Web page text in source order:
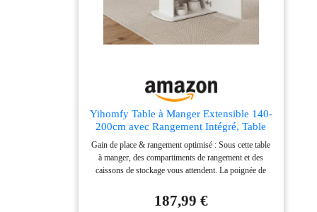
s’intègre parfaitement dans le salon, la cuisine ou le
bureau. Son style intemporel en fait un choix idéal
pour les intérieurs modernes et classiques.
Yihomfy Table à Manger Extensible 140-
200cm avec Rangement Intégré, Table
Salle à Manger Moderne Minimaliste
Blanc, Multifonctionnelle Gain de Place,
pour Cuisine et Salon
Gain de place & rangement optimisé : Sous cette table
à manger, des compartiments de rangement et des
caissons de stockage vous attendent. La poignée de
intelligente organise et range vos affaires. Votre table
salle à manger reste toujours ordonnée, pour un espace
187,99 €